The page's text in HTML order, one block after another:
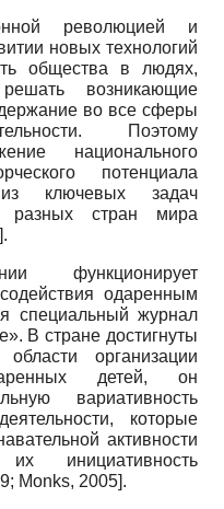
революцией и
новых технологий
общества в людях,
возникающие
во все сферы
Поэтому
национального
потенциала
ключевых задач
разных стран мира
].
функционирует
одаренным
специальный журнал
В стране достигнуты
организации
детей, он
вариативность
которые
активности
инициативность
; Monks, 2005].